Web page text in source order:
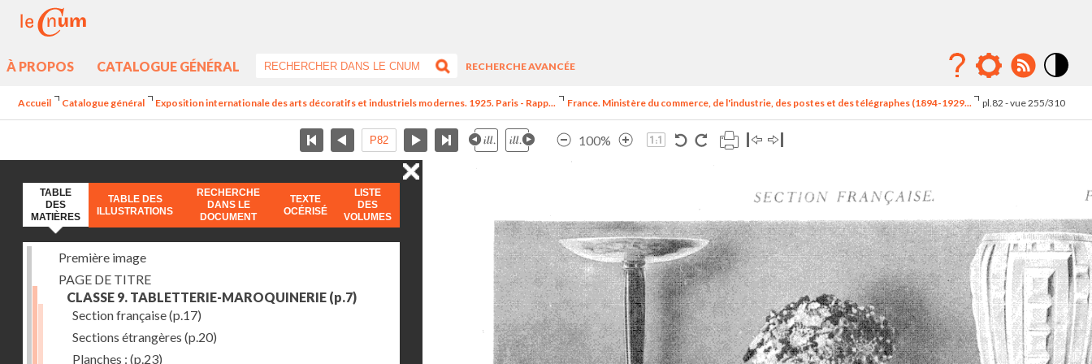
À PROPOS CATALOGUE GÉNÉRAL
RECHERCHE AVANCÉE
élévé
Accueil Catalogue général Exposition internationale des arts décoratifs et industriels modernes. 1925. Paris - Rapp... France. Ministère du commerce, de l'industrie, des postes et des télégraphes (1894-1929... pl.82 - vue 255/310
100%
TABLE
DES
MATIÈRES
TABLE DES
ILLUSTRATIONS
RECHERCHE
DANS LE
DOCUMENT
TEXTE
OCÉRISÉ
LISTE
DES
VOLUMES
Première image
PAGE DE TITRE
CLASSE 9. TABLETTERIE-MAROQUINERIE (p.7)
Section française(p.17)
Sections étrangères (p.20)
Planches : (p.23)